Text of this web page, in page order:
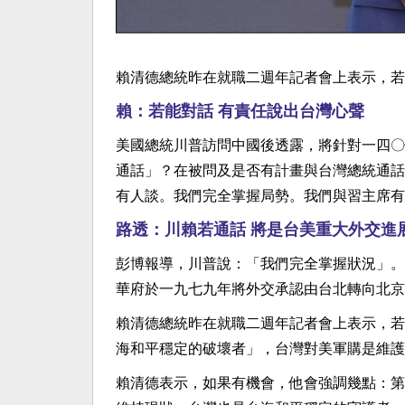
賴清德總統昨在就職二週年記者會上表示，
賴：若能對話 有責任說出台灣心聲
美國總統川普訪問中國後透露，將針對一四
通話」？在被問及是否有計畫與台灣總統通
有人談。我們完全掌握局勢。我們與習主席
路透：川賴若通話 將是台美重大外交進
彭博報導，川普說：「我們完全掌握狀況」
華府於一九七九年將外交承認由台北轉向北
賴清德總統昨在就職二週年記者會上表示，
海和平穩定的破壞者」，台灣對美軍購是維
賴清德表示，如果有機會，他會強調幾點：